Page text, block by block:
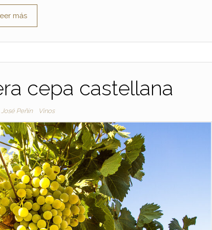
más
cepa castellana
José Peñín Vinos